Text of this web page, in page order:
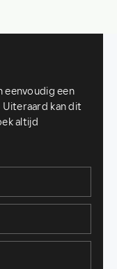
eenvoudig een
kan dit
altijd